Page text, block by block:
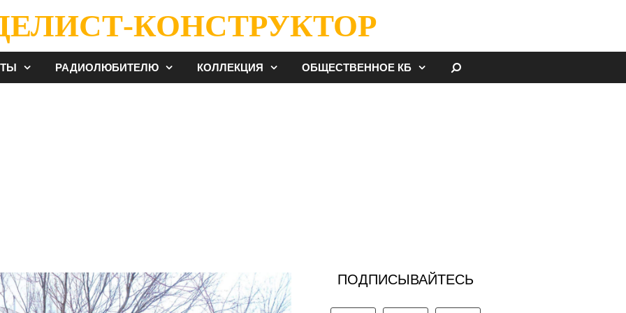
КОНСТРУКТОР
РАДИОЛЮБИТЕЛЮ КОЛЛЕКЦИЯ ОБЩЕСТВЕННОЕ КБ
ПОДПИСЫВАЙТЕСЬ